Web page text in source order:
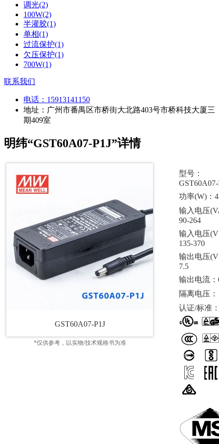
调光(2)
100W(2)
半灌胶(1)
单相(1)
过流保护(1)
欠压保护(1)
700W(1)
联系我们
电话： 15913141150
地址：广州市番禺区市桥街大北路403号市桥科技大厦三
期409室
明纬“GST60A07-P1J”详情
GST60A07-P1J
*仅供参考，以实物/技术规格书为准
型号：
GST60A07-
功率(W)：
输入电压
90-264
输入电压
135-370
输出电压
7.5
输出电流
隔离电压：
认证/标准